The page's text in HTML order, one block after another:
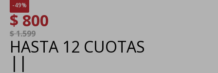
49
$ 800
$1.599
HASTA 12 CUOTAS
| |